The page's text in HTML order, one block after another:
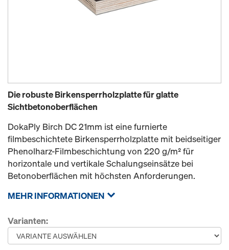
Die robuste Birkensperrholzplatte für glatte
Sichtbetonoberflächen
DokaPly Birch DC 21mm ist eine furnierte
filmbeschichtete Birkensperrholzplatte mit beidseitiger
Phenolharz-Filmbeschichtung von 220 g/m² für
horizontale und vertikale Schalungseinsätze bei
Betonoberflächen mit höchsten Anforderungen.
MEHR INFORMATIONEN
Varianten: